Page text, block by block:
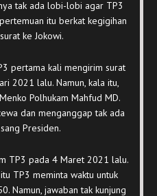
tak ada lobi-lobi agar TP3
itu berkat kegigihan
ke Jokowi.
pertama kali mengirim surat
2021 lalu. Namun, kala itu,
Polhukam Mahfud MD.
dan menganggap tak ada
Presiden.
TP3 pada 4 Maret 2021 lalu.
TP3 meminta waktu untuk
Namun, jawaban tak kunjung